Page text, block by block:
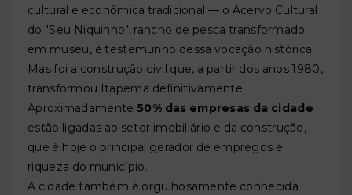
cultural e econômica tradicional — o Acervo Cultural
do "Seu Niquinho", rancho de pesca transformado
em museu, é testemunho dessa vocação histórica.
Mas foi a construção civil que, a partir dos anos 1980,
transformou Itapema definitivamente.
Aproximadamente 50% das empresas da cidade
estão ligadas ao setor imobiliário e da construção,
que é hoje o principal gerador de empregos e
riqueza do município.
A cidade também é orgulhosamente conhecida